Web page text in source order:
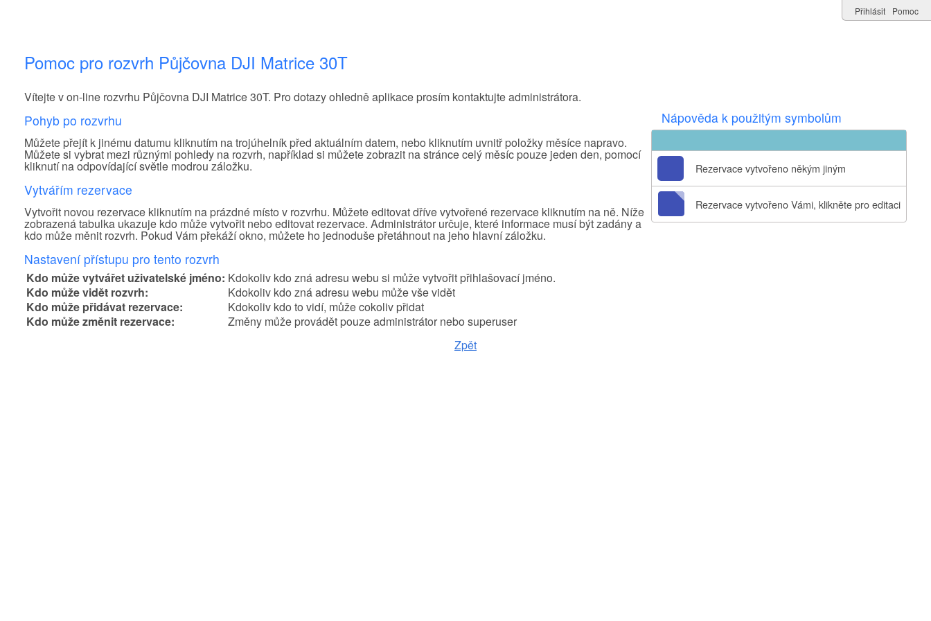
Přihlásit Pomoc
Pomoc pro rozvrh Půjčovna DJI Matrice 30T
Vítejte v on-line rozvrhu Půjčovna DJI Matrice 30T. Pro dotazy ohledně aplikace prosím kontaktujte administrátora.
Nápověda k použitým symbolům
Rezervace vytvořeno někým jiným
Rezervace vytvořeno Vámi, klikněte pro editaci
Pohyb po rozvrhu
Můžete přejít k jinému datumu kliknutím na trojúhelník před aktuálním datem, nebo kliknutím uvnitř položky měsíce napravo.
Můžete si vybrat mezi různými pohledy na rozvrh, například si můžete zobrazit na stránce celý měsíc pouze jeden den, pomocí
kliknutí na odpovídající světle modrou záložku.
Vytvářím rezervace
Vytvořit novou rezervace kliknutím na prázdné místo v rozvrhu. Můžete editovat dříve vytvořené rezervace kliknutím na ně. Níže
zobrazená tabulka ukazuje kdo může vytvořit nebo editovat rezervace. Administrátor určuje, které informace musí být zadány a
kdo může měnit rozvrh. Pokud Vám překáží okno, můžete ho jednoduše přetáhnout na jeho hlavní záložku.
Nastavení přístupu pro tento rozvrh
Kdo může vytvářet uživatelské jméno: Kdokoliv kdo zná adresu webu si může vytvořit přihlašovací jméno.
Kdo může vidět rozvrh:
Kdokoliv kdo zná adresu webu může vše vidět
Kdo může přidávat rezervace:
Kdokoliv kdo to vidí, může cokoliv přidat
Kdo může změnit rezervace:
Změny může provádět pouze administrátor nebo superuser
Zpět